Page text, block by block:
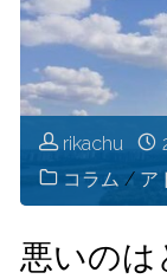
ラ
イ
を
庇
rikachu
コラム / ア
悪いの